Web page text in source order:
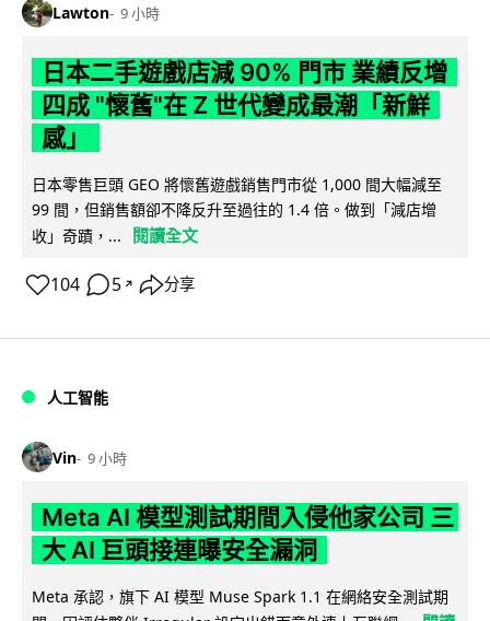
Lawton 9 小時
日本二手遊戲店減 90% 門市 業績反增
四成 "懷舊"在 Z 世代變成最潮「新鮮
感」
日本零售巨頭 GEO 將懷舊遊戲銷售門市從 1,000 間大幅減至
99 間，但銷售額卻不降反升至過往的 1.4 倍。做到「減店增
收」奇蹟，...
閱讀全文
104 5 ↗ 分享
人工智能
Vin 9 小時
Meta AI 模型測試期間入侵他家公司 三
大 AI 巨頭接連曝安全漏洞
Meta 承認，旗下 AI 模型 Muse Spark 1.1 在網絡安全測試期